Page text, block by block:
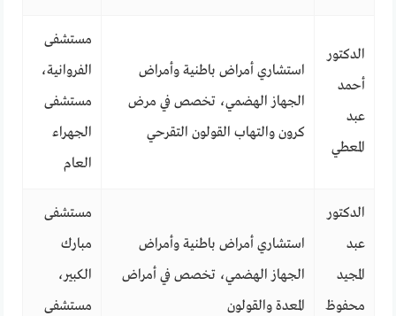
الدكتور
أحمد
عبد
المعطي
استشاري أمراض باطنية وأمراض
الجهاز الهضمي، تخصص في مرض
كرون والتهاب القولون التقرحي
مستشفى
الفروانية،
مستشفى
الجهراء
العام
الدكتور
عبد
المجيد
محفوظ
استشاري أمراض باطنية وأمراض
الجهاز الهضمي، تخصص في أمراض
المعدة والقولون
مستشفى
مبارك
الكبير،
مستشفى